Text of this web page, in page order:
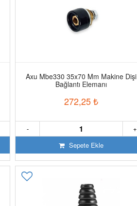
Axu Mbe330 35x70 Mm Makine Dişi
Bağlantı Elemanı
272,25₺
+
-
Sepete Ekle